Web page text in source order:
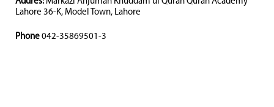
Lahore 36-K, Model Town, Lahore
Phone 042-35869501-3